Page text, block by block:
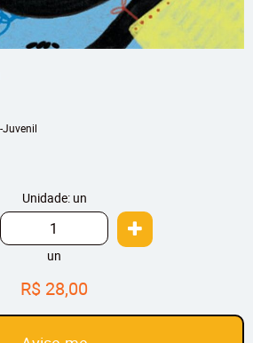
Unidade: un
un
R$ 28,00